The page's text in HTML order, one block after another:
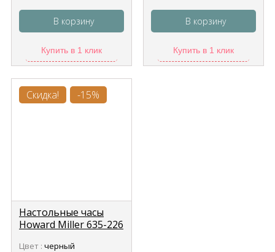
В корзину
Купить в 1 клик
В корзину
Купить в 1 клик
Скидка! -15%
Настольные часы
Howard Miller 635-226
Цвет : черный